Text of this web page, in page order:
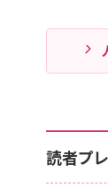
読者プ